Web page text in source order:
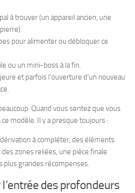
à trouver (un appareil ancien, une
pour alimenter ou débloquer ce
ou un mini-boss à la fin.
et parfois l’ouverture d’un nouveau
Quand vous sentez que vous
modèle. Il y a presque toujours :
à compléter, des éléments
zones reliées, une pièce finale
plus grandes récompenses.
des profondeurs